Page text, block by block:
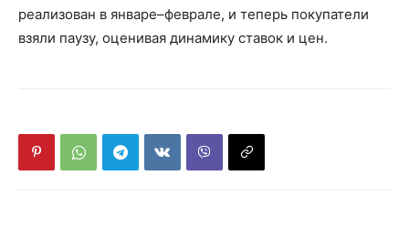
реализован в январе–феврале, и теперь покупатели
взяли паузу, оценивая динамику ставок и цен.